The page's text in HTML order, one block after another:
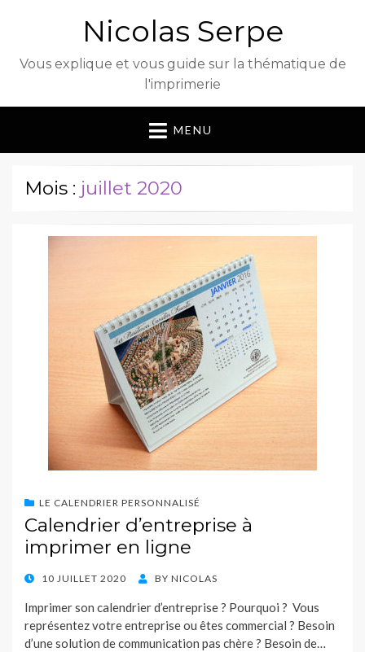
Nicolas Serpe
Vous explique et vous guide sur la thématique de
l'imprimerie
MENU
Mois : juillet 2020
LE CALENDRIER PERSONNALISÉ
Calendrier d’entreprise à
imprimer en ligne
POSTED
10 JUILLET 2020 BY NICOLAS
Imprimer son calendrier d’entreprise ? Pourquoi ? Vous
représentez votre entreprise ou êtes commercial ? Besoin
d’une solution de communication pas chère ? Besoin de…